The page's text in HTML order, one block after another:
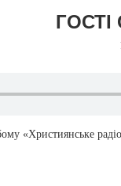
ГОСТІ
«Християнське